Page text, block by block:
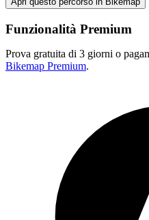
Funzionalità Premium
Prova gratuita di 3 giorni o
Bikemap Premium.